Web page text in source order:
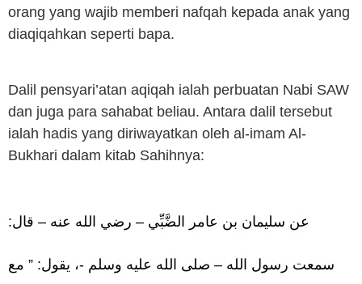
orang yang wajib memberi nafqah kepada anak yang
diaqiqahkan seperti bapa.
Dalil pensyari’atan aqiqah ialah perbuatan Nabi SAW
dan juga para sahabat beliau. Antara dalil tersebut
ialah hadis yang diriwayatkan oleh al-imam Al-
Bukhari dalam kitab Sahihnya:
عن سليمان بن عامر الضَّبِّي – رضي الله عنه – قال:
سمعت رسول الله – صلى الله عليه وسلم -، يقول: ” مع